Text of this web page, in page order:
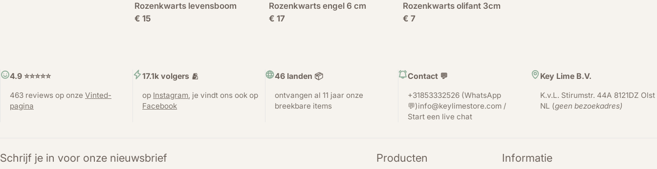
Rozenkwarts levensboom
Normale
€ 15
Rozenkwarts engel 6 cm
Normale
€ 17
Rozenkwarts olifant 3cm
Normale
€ 7
4.9 ⭐️⭐️⭐️⭐️⭐️
463 reviews op onze Vinted-
pagina
17.1k volgers 🫂
op Instagram, je vindt ons ook op
Facebook
46 landen 📦
ontvangen al 11 jaar onze
breekbare items
Contact 💬
+31853332526 (WhatsApp
💬)info@keylimestore.com /
Start een live chat
Key Lime B.V.
K.v.L. Stirumstr. 44A 8121DZ Olst
NL (geen bezoekadres)
Schrijf je in voor onze nieuwsbrief Producten Informatie